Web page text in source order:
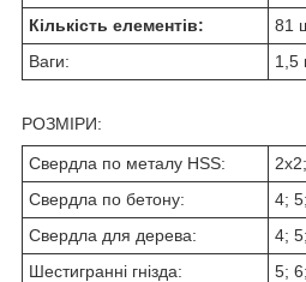
Кількість елементів:
81
Ваги:
1,5
РОЗМІРИ:
Свердла по металу HSS:
Свердла по бетону:
4;
Свердла для дерева:
4;
Шестигранні гнізда:
5;